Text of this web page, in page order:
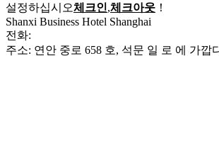
설정하십시오체크인,체크아웃 ！
Shanxi Business Hotel Shanghai
전화:
주소: 연안 중로 658 호, 석문 일 로 에 가깝